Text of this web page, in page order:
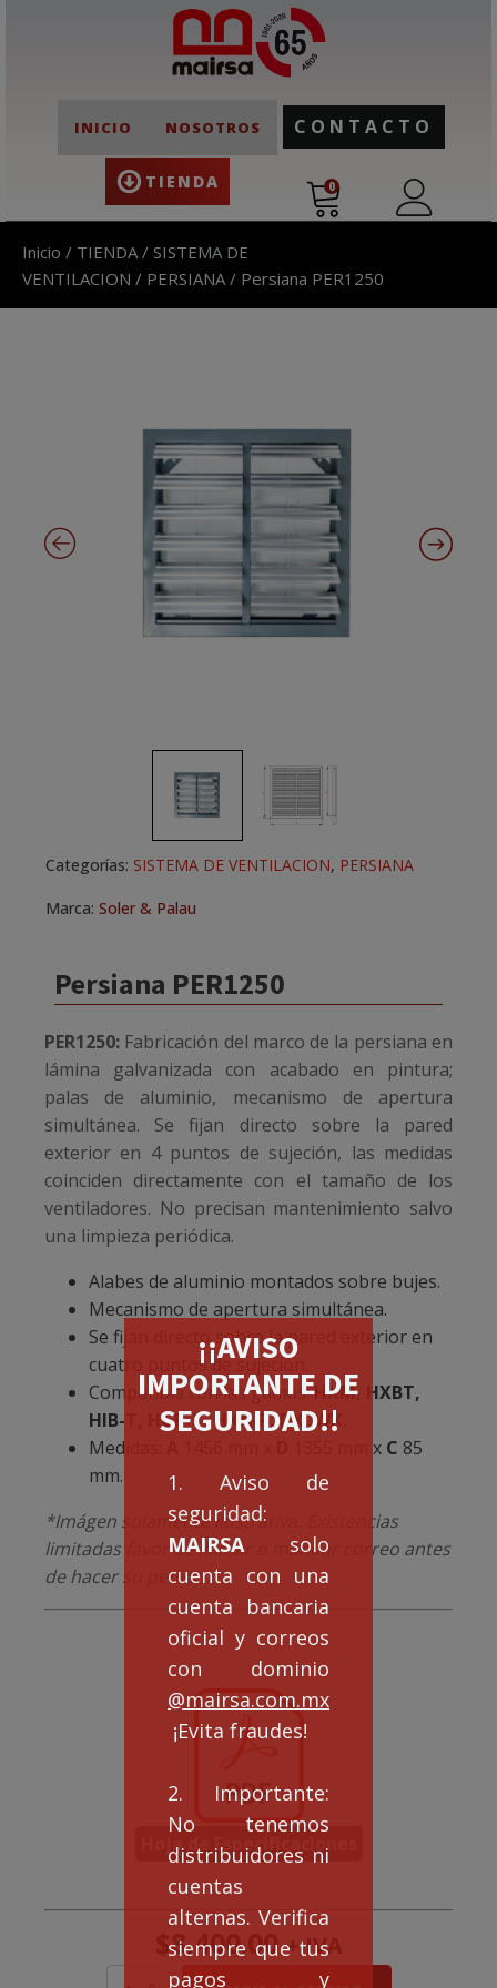
INICIO NOSOTROS
TIENDA
CONTACTO
0
¡¡AVISO
IMPORTANTE DE
SEGURIDAD!!
1. Aviso de
seguridad:
MAIRSA solo
cuenta con una
cuenta bancaria
oficial y correos
con dominio
@mairsa.com.mx
¡Evita fraudes!
2. Importante:
No tenemos
distribuidores ni
cuentas
alternas. Verifica
siempre que tus
pagos y
Inicio / TIENDA / SISTEMA DE
VENTILACION / PERSIANA / Persiana PER1250
Persiana PER1250
PER1250: Fabricación del marco de la persiana en
lámina galvanizada con acabado en pintura;
palas de aluminio, mecanismo de apertura
simultánea. Se fijan directo sobre la pared
exterior en 4 puntos de sujeción, las medidas
coinciden directamente con el tamaño de los
ventiladores. No precisan mantenimiento salvo
una limpieza periódica.
Alabes de aluminio montados sobre bujes.
Mecanismo de apertura simultánea.
Se fijan directo sobre la pared exterior en
cuatro puntos de sujeción.
Compatible con las gamas:HXM, HXBT,
HIB-T, HGB-T, HXA-P, DX, WX.
Medidas:
1355 mm x C 85
mm.
*Imágen solamente ilustrativa. Existencias
limitadas favor de llamar o mandar correo antes
de hacer su pedido.
Hoja de Especificaciones
$8,400.00 + IVA
Categorías: SISTEMA DE VENTILACION, PERSIANA
Marca: Soler & Palau